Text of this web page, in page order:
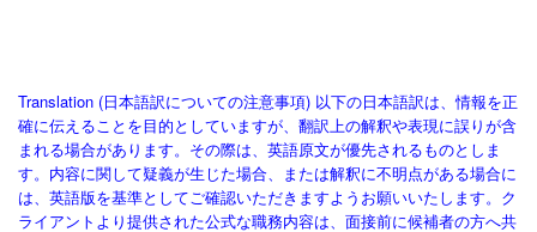
Translation (日本語訳についての注意事項) 以下の日本語訳は、情報を正
確に伝えることを目的としていますが、翻訳上の解釈や表現に誤りが含
まれる場合があります。その際は、英語原文が優先されるものとしま
す。内容に関して疑義が生じた場合、または解釈に不明点がある場合に
は、英語版を基準としてご確認いただきますようお願いいたします。ク
ライアントより提供された公式な職務内容は、面接前に候補者の方へ共